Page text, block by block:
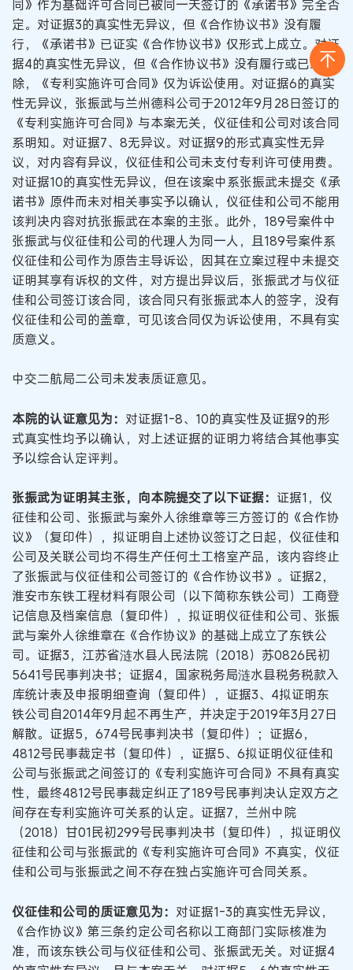
同》作为基础许可合同已被同一天签订的《承诺书》完全否
定。对证据3的真实性无异议，但《合作协议书》没有履
行，《承诺书》已证实《合作协议书》仅形式上成立。对证
据4的真实性无异议，但《合作协议书》没有履行或已经解
除，《专利实施许可合同》仅为诉讼使用。对证据6的真实
性无异议，张振武与兰州德科公司于2012年9月28日签订的
《专利实施许可合同》与本案无关，仪征佳和公司对该合同
系明知。对证据7、8无异议。对证据9的形式真实性无异
议，对内容有异议，仪征佳和公司未支付专利许可使用费。
对证据10的真实性无异议，但在该案中系张振武未提交《承
诺书》原件而未对相关事实予以确认，仪征佳和公司不能用
该判决内容对抗张振武在本案的主张。此外，189号案件中
张振武与仪征佳和公司的代理人为同一人，且189号案件系
仪征佳和公司作为原告主导诉讼，因其在立案过程中未提交
证明其享有诉权的文件，对方提出异议后，张振武才与仪征
佳和公司签订该合同，该合同只有张振武本人的签字，没有
仪征佳和公司的盖章，可见该合同仅为诉讼使用，不具有实
质意义。
中交二航局二公司未发表质证意见。
本院的认证意见为： 对证据1-8、10的真实性及证据9的形
式真实性均予以确认，对上述证据的证明力将结合其他事实
予以综合认定评判。
张振武为证明其主张，向本院提交了以下证据： 证据1，仪
征佳和公司、张振武与案外人徐维章等三方签订的《合作协
议》（复印件），拟证明自上述协议签订之日起，仪征佳和
公司及关联公司均不得生产任何土工格室产品，该内容终止
了张振武与仪征佳和公司签订的《合作协议书》。证据2，
淮安市东铁工程材料有限公司（以下简称东铁公司）工商登
记信息及档案信息（复印件），拟证明仪征佳和公司、张振
武与案外人徐维章在《合作协议》的基础上成立了东铁公
司。证据3，江苏省涟水县人民法院（2018）苏0826民初
5641号民事判决书；证据4，国家税务局涟水县税务税款入
库统计表及申报明细查询（复印件），证据3、4拟证明东
铁公司自2014年9月起不再生产，并决定于2019年3月27日
解散。证据5，674号民事判决书（复印件）；证据6，
4812号民事裁定书（复印件），证据5、6拟证明仪征佳和
公司与张振武之间签订的《专利实施许可合同》不具有真实
性，最终4812号民事裁定纠正了189号民事判决认定双方之
间存在专利实施许可关系的认定。证据7，兰州中院
（2018）甘01民初299号民事判决书（复印件），拟证明仪
征佳和公司与张振武的《专利实施许可合同》不真实，仪征
佳和公司与张振武之间不存在独占实施许可合同关系。
仪征佳和公司的质证意见为： 对证据1-3的真实性无异议，
《合作协议》第三条约定公司名称以工商部门实际核准为
准，而该东铁公司与仪征佳和公司、张振武无关。对证据4